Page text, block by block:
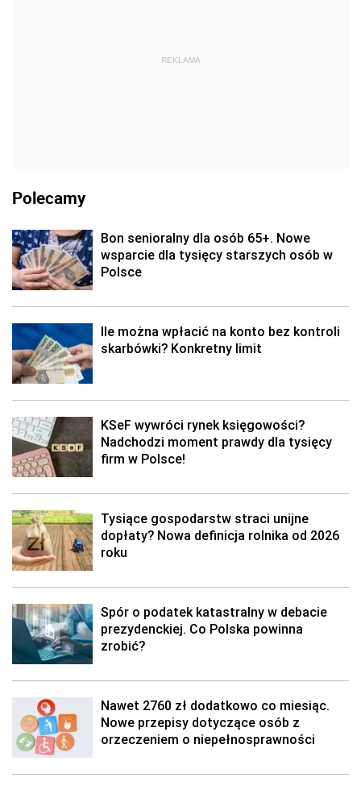
REKLAMA
Polecamy
Bon senioralny dla osób 65+. Nowe
wsparcie dla tysięcy starszych osób w
Polsce
Ile można wpłacić na konto bez kontroli
skarbówki? Konkretny limit
KSeF wywróci rynek księgowości?
Nadchodzi moment prawdy dla tysięcy
firm w Polsce!
Tysiące gospodarstw straci unijne
dopłaty? Nowa definicja rolnika od 2026
roku
Spór o podatek katastralny w debacie
prezydenckiej. Co Polska powinna
zrobić?
Nawet 2760 zł dodatkowo co miesiąc.
Nowe przepisy dotyczące osób z
orzeczeniem o niepełnosprawności